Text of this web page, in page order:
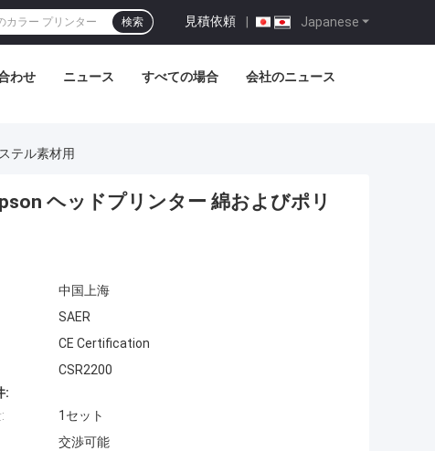
Japanese
見積依頼 |
検索
わせ ニュース すべての場合 会社のニュース
テル素材用
ヘッドプリンター 綿およびポリ
中国上海
SAER
CE Certification
CSR2200
:
1セット
交渉可能